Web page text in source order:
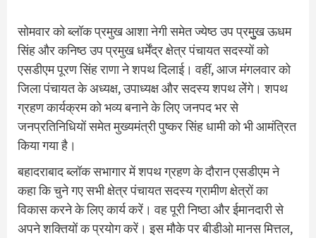
सोमवार को ब्लॉक प्रमुख आशा नेगी समेत ज्येष्ठ उप प्रमुुुख ऊधम
सिंह और कनिष्ठ उप प्रमुख धर्मेंद्र क्षेत्र पंचायत सदस्यों को
एसडीएम पूरण सिंह राणा ने शपथ दिलाई। वहीं, आज मंगलवार को
जिला पंचायत के अध्यक्ष, उपाध्यक्ष और सदस्य शपथ लेेंगे। शपथ
ग्रहण कार्यक्रम को भव्य बनाने के लिए जनपद भर से
जनप्रतिनिधियों समेत मुख्यमंत्री पुष्कर सिंह धामी को भी आमंत्रित
किया गया है।
बहादराबाद ब्लॉक सभागार में शपथ ग्रहण के दौरान एसडीएम ने
कहा कि चुने गए सभी क्षेत्र पंचायत सदस्य ग्रामीण क्षेत्रों का
विकास करने के लिए कार्य करें। वह पूरी निष्ठा और ईमानदारी से
अपने शक्तियों क प्रयोग करें। इस मौके पर बीडीओ मानस मित्तल,